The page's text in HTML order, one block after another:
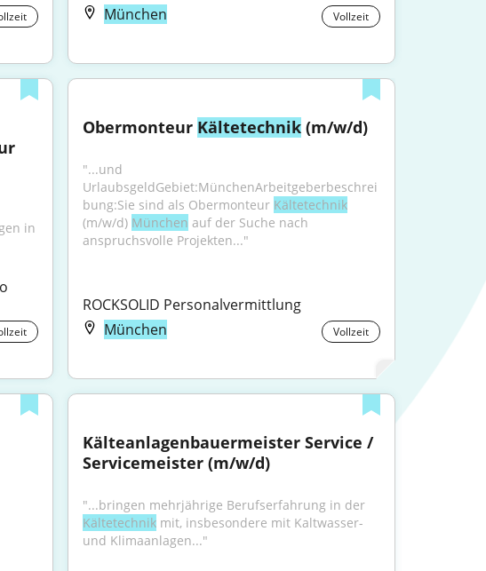
München
Vollzeit
in
Obermonteur Kältetechnik (m/w/d)
"...und
UrlaubsgeldGebiet:MünchenArbeitgeberbeschrei
bung:Sie sind als Obermonteur Kältetechnik
(m/w/d) München auf der Suche nach
anspruchsvolle Projekten..."
ROCKSOLID Personalvermittlung
München
Vollzeit
Kälteanlagenbauermeister Service /
Servicemeister (m/w/d)
"...bringen mehrjährige Berufserfahrung in der
Kältetechnik mit, insbesondere mit Kaltwasser-
und Klimaanlagen..."